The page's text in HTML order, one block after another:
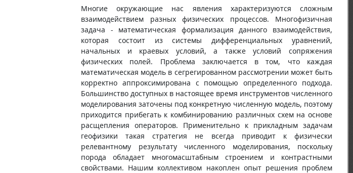
Многие окружающие нас явления характеризуются сложным
взаимодействием разных физических процессов. Многофизичная
задача - математическая формализация данного взаимодействия,
которая состоит из системы дифференциальных уравнений,
начальных и краевых условий, а также условий сопряжения
физических полей. Проблема заключается в том, что каждая
математическая модель в сегрегированном рассмотрении может быть
корректно аппроксимирована с помощью определенного подхода.
Большинство доступных в настоящее время инструментов численного
моделирования заточены под конкретную численную модель, поэтому
приходится прибегать к комбинированию различных схем на основе
расщепления операторов. Применительно к прикладным задачам
геофизики такая стратегия не всегда приводит к физически
релевантному результату численного моделирования, поскольку
порода обладает многомасштабным строением и контрастными
свойствами. Нашим коллективом накоплен опыт решения проблем